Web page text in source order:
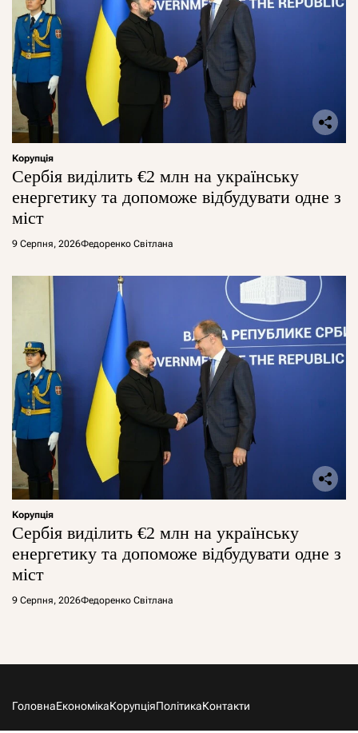
Корупція
Сербія виділить €2 млн на українську
енергетику та допоможе відбудувати одне з
міст
9 Серпня, 2026Федоренко Світлана
Корупція
Сербія виділить €2 млн на українську
енергетику та допоможе відбудувати одне з
міст
9 Серпня, 2026Федоренко Світлана
ГоловнаЕкономікаКорупціяПолітикаКонтакти